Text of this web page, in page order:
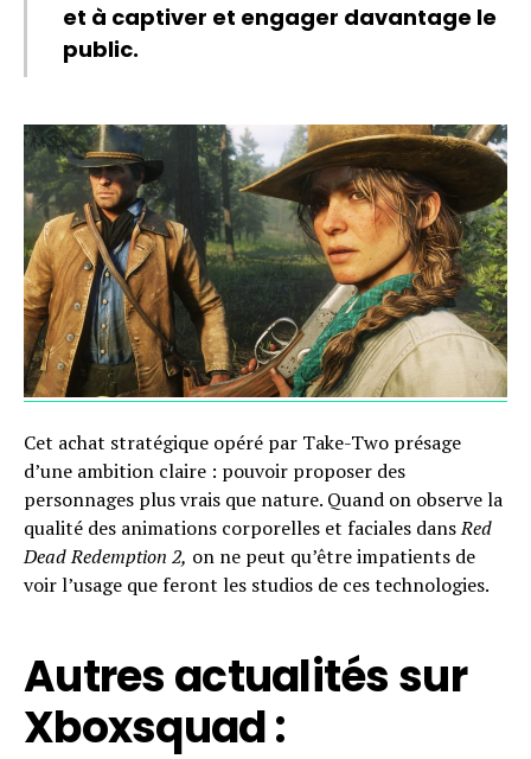
et à captiver et engager davantage le
public.
Cet achat stratégique opéré par Take-Two présage
d’une ambition claire : pouvoir proposer des
personnages plus vrais que nature. Quand on observe la
qualité des animations corporelles et faciales dansRed
Dead Redemption 2, on ne peut qu’être impatients de
voir l’usage que feront les studios de ces technologies.
Autres actualités sur
Xboxsquad :